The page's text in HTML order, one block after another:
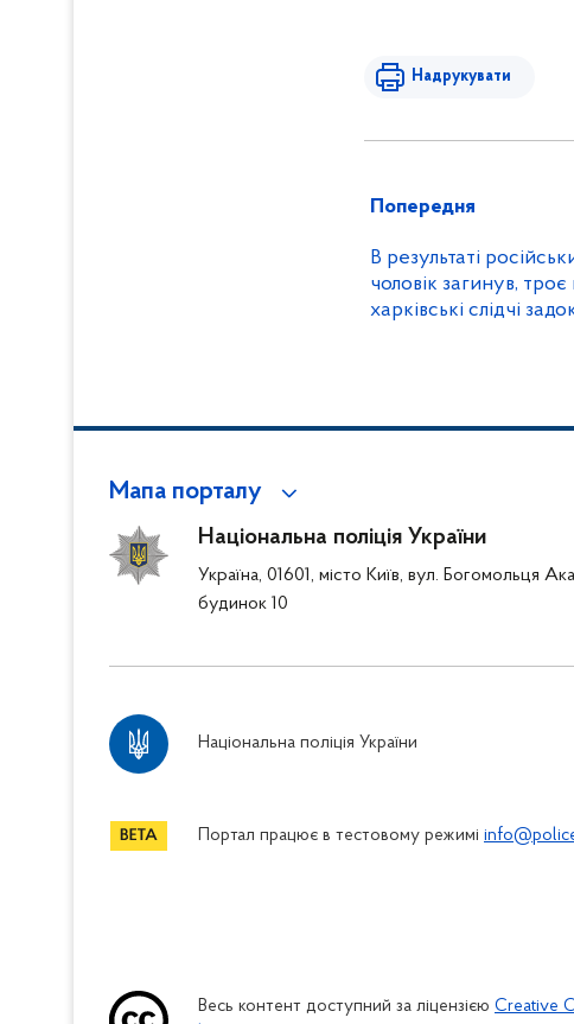
Надрукувати
Попередня
В результаті
чоловік загинув,
харківські слідчі
Мапа порталу
Національна поліція України
Україна, 01601, місто Київ, вул. Богомольця
будинок 10
Національна поліція України
Портал працює в тестовому режимі
Весь контент доступний за ліцензією Creative